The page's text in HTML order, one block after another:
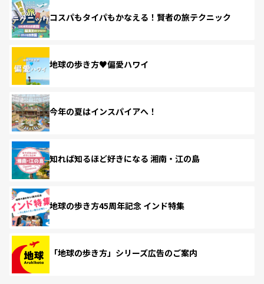
コスパもタイパもかなえる！賢者の旅テクニック
地球の歩き方♥偏愛ハワイ
今年の夏はインスパイアへ！
知れば知るほど好きになる 湘南・江の島
地球の歩き方45周年記念 インド特集
「地球の歩き方」シリーズ広告のご案内